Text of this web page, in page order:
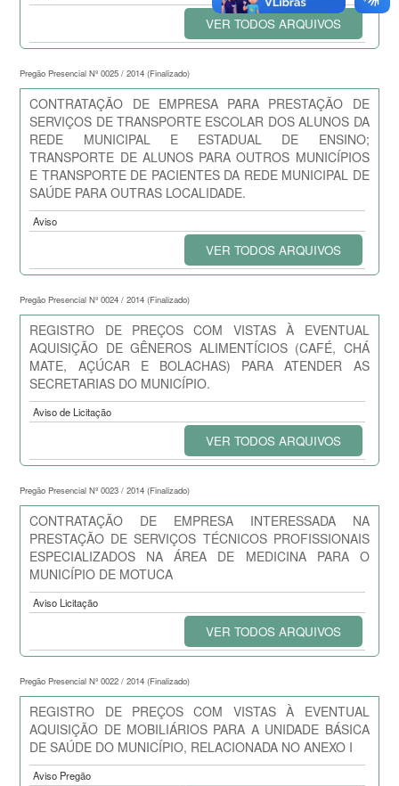
VER TODOS ARQUIVOS
Pregão Presencial Nº 0025 / 2014 (Finalizado)
CONTRATAÇÃO DE EMPRESA PARA PRESTAÇÃO DE
SERVIÇOS DE TRANSPORTE ESCOLAR DOS ALUNOS DA
REDE MUNICIPAL E ESTADUAL DE ENSINO;
TRANSPORTE DE ALUNOS PARA OUTROS MUNICÍPIOS
E TRANSPORTE DE PACIENTES DA REDE MUNICIPAL DE
SAÚDE PARA OUTRAS LOCALIDADE.
Aviso
VER TODOS ARQUIVOS
Pregão Presencial Nº 0024 / 2014 (Finalizado)
REGISTRO DE PREÇOS COM VISTAS À EVENTUAL
AQUISIÇÃO DE GÊNEROS ALIMENTÍCIOS (CAFÉ, CHÁ
MATE, AÇÚCAR E BOLACHAS) PARA ATENDER AS
SECRETARIAS DO MUNICÍPIO.
Aviso de Licitação
VER TODOS ARQUIVOS
Pregão Presencial Nº 0023 / 2014 (Finalizado)
CONTRATAÇÃO DE EMPRESA INTERESSADA NA
PRESTAÇÃO DE SERVIÇOS TÉCNICOS PROFISSIONAIS
ESPECIALIZADOS NA ÁREA DE MEDICINA PARA O
MUNICÍPIO DE MOTUCA
Aviso Licitação
VER TODOS ARQUIVOS
Pregão Presencial Nº 0022 / 2014 (Finalizado)
REGISTRO DE PREÇOS COM VISTAS À EVENTUAL
AQUISIÇÃO DE MOBILIÁRIOS PARA A UNIDADE BÁSICA
DE SAÚDE DO MUNICÍPIO, RELACIONADA NO ANEXO I
Aviso Pregão